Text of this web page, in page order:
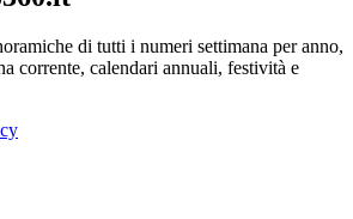
di tutti i numeri settimana per anno,
corrente, calendari annuali, festività e